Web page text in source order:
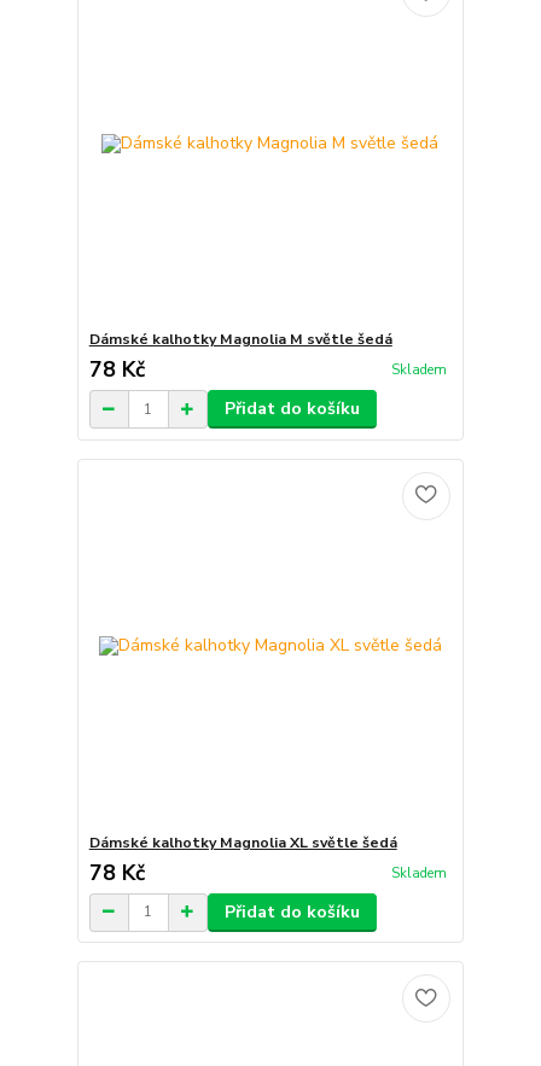
Dámské kalhotky Magnolia M světle šedá
78 Kč Skladem
Přidat do košíku
Dámské kalhotky Magnolia XL světle šedá
78 Kč Skladem
Přidat do košíku